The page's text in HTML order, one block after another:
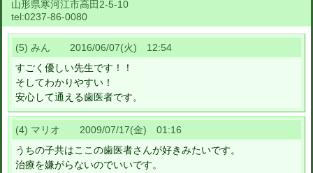
山形県寒河江市高田2-5-10
tel:0237-86-0080
(5) みん 2016/06/07(火) 12:54
すごく優しい先生です！！
そしてわかりやすい！
安心して通える歯医者です。
(4) マリオ 2009/07/17(金) 01:16
うちの子共はここの歯医者さんが好きみたいです。
治療を嫌がらないのでいいです。